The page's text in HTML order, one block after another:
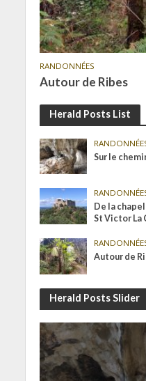
RANDONNÉES
Autour de Ribes
Herald Posts List
Sur le
De la
St Victor La
Autour de
Herald Posts Slider